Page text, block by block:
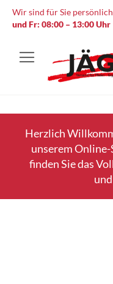
Wir sind für Sie
und Fr: 08:00 – 13:00 Uhr
Herzlich
unserem
finden Sie das